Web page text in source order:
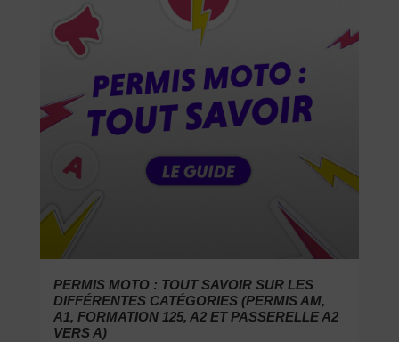
PERMIS MOTO : TOUT SAVOIR SUR LES
DIFFÉRENTES CATÉGORIES (PERMIS AM,
A1, FORMATION 125, A2 ET PASSERELLE A2
VERS A)